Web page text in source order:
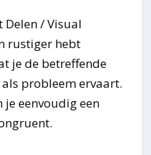
Delen / Visual
rustiger hebt
je de betreffende
probleem ervaart.
je eenvoudig een